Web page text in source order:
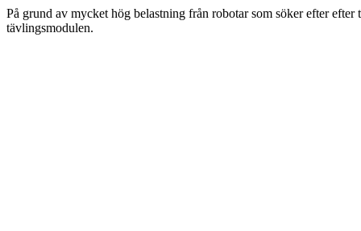
På grund av mycket hög belastning från robotar som söker efter
tävlingsmodulen.